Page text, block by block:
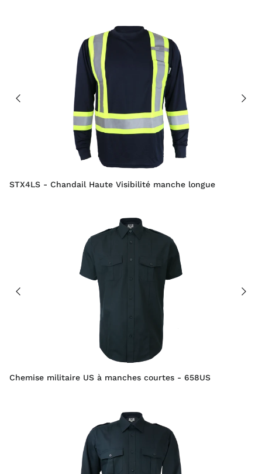
STX4LS - Chandail Haute Visibilité manche longue
Chemise militaire US à manches courtes - 658US